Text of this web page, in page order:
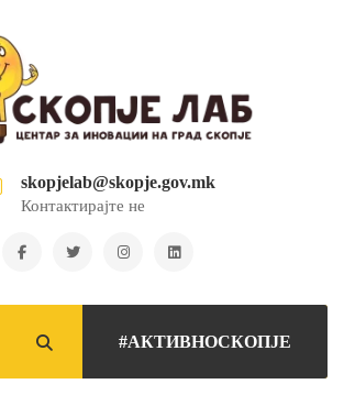
skopjelab@skopje.gov.mk
Контактирајте не
#АКТИВНОСКОПЈЕ